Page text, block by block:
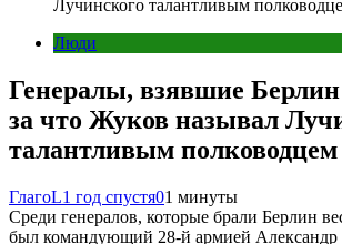
Лучинского талантливым
Люди
Генералы, взявшие
за что Жуков называл
талантливым полководцем
ГлагоL1 год спустя01 минуты
Среди генералов, которые брали Берлин
был командующий 28-й армией